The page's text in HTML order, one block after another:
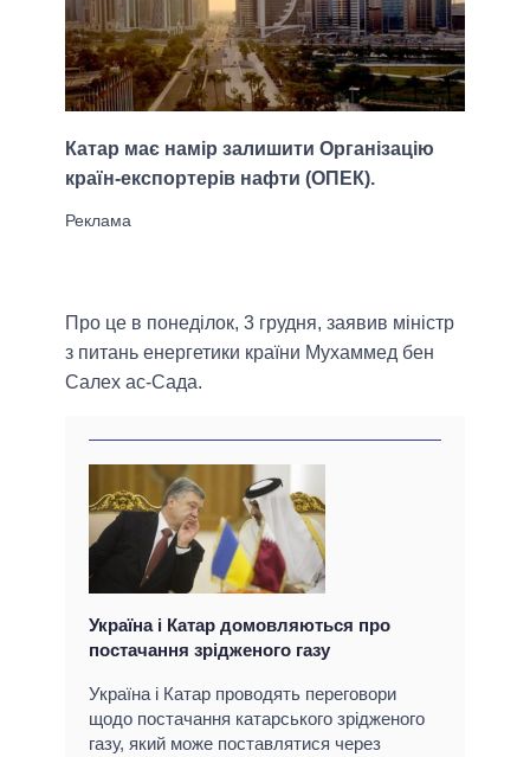
Катар має намір залишити Організацію
країн-експортерів нафти (ОПЕК).
Про це в понеділок, 3 грудня, заявив міністр
з питань енергетики країни Мухаммед бен
Салех ас-Сада.
Україна і Катар домовляються про
постачання зрідженого газу
Україна і Катар проводять переговори
щодо постачання катарського зрідженого
газу, який може поставлятися через